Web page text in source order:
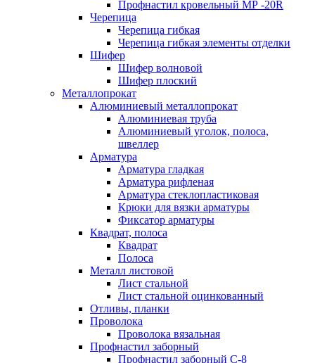
Профнастил кровельный МР -20R
Черепица
Черепица гибкая
Черепица гибкая элементы отделки
Шифер
Шифер волновой
Шифер плоский
Металлопрокат
Алюминиевый металлопрокат
Алюминиевая труба
Алюминиевый уголок, полоса,
швеллер
Арматура
Арматура гладкая
Арматура рифленая
Арматура стеклопластиковая
Крюки для вязки арматуры
Фиксатор арматуры
Квадрат, полоса
Квадрат
Полоса
Металл листовой
Лист стальной
Лист стальной оцинкованный
Отливы, планки
Проволока
Проволока вязальная
Профнастил заборный
Профнастил заборный С-8